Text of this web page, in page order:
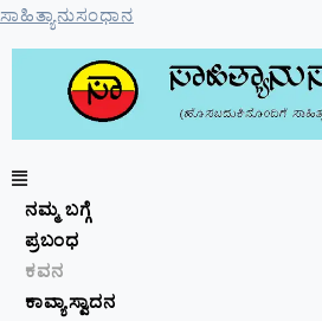
ಸಾಹಿತ್ಯಾನುಸಂಧಾನ
ನಮ್ಮ ಬಗ್ಗೆ
ಪ್ರಬಂಧ
ಕವನ
ಕಾವ್ಯಾಸ್ವಾದನ